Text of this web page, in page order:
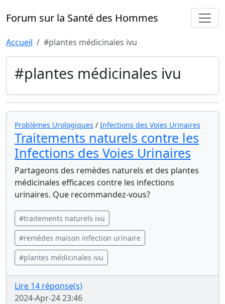
Forum sur la Santé des Hommes
Accueil #plantes médicinales ivu
#plantes médicinales ivu
Problèmes Urologiques / Infections des Voies Urinaires
Traitements naturels contre les
Infections des Voies Urinaires
Partageons des remèdes naturels et des plantes
médicinales efficaces contre les infections
urinaires. Que recommandez-vous?
#traitements naturels ivu
#remèdes maison infection urinaire
#plantes médicinales ivu
Lire 14 réponse(s)
2024-Apr-24 23:46